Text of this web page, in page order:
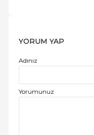
YORUM YAP
Adınız
Yorumunuz